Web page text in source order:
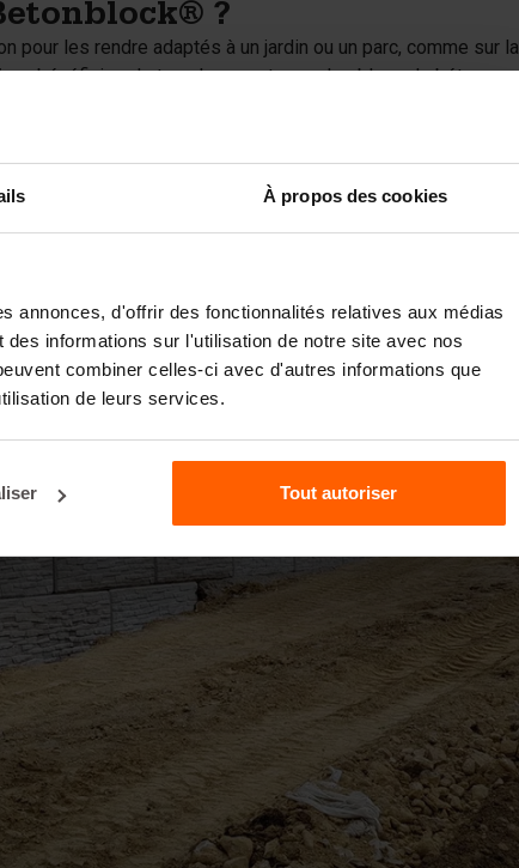
À propos des cookies
annonces, d'offrir des fonctionnalités relatives aux médias
informations sur l'utilisation de notre site avec nos
combiner celles-ci avec d'autres informations que
de leurs services.
Tout autoriser
?
les rendre adaptés à un jardin ou un parc, comme sur la
bénéficiez de tous les avantages des blocs de béton
pour l'environnement que la brique.